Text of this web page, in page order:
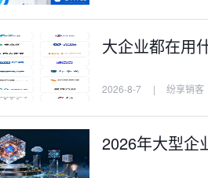
大企业都在用
2026-8-7 | 纷享销客
2026年大型企